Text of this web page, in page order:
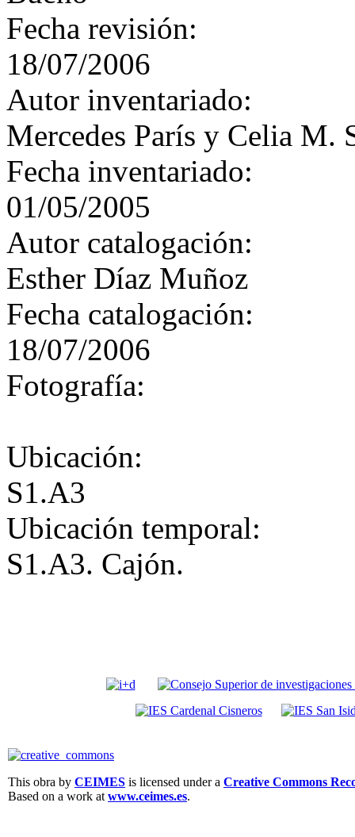
Fecha revisión:
18/07/2006
Autor inventariado:
Mercedes París y Celia M.
Fecha inventariado:
01/05/2005
Autor catalogación:
Esther Díaz Muñoz
Fecha catalogación:
18/07/2006
Fotografía:
Ubicación:
S1.A3
Ubicación temporal:
S1.A3. Cajón.
This obra by CEIMES is licensed under a Creative Commons
Based on a work at www.ceimes.es.